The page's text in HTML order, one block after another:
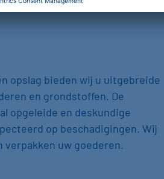
opslag bieden wij u uitgebreide
en grondstoffen. De
opgeleide en deskundige
op beschadigingen. Wij
uw goederen.